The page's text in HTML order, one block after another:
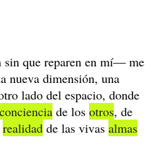
que reparen en mí― me
nueva dimensión, una
lado del espacio, donde
conciencia de los otros, de
realidad de las vivas almas